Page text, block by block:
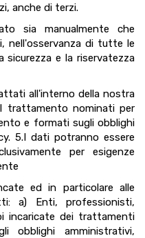
anche di terzi.
sia manualmente che
nell'osservanza di tutte le
sicurezza e la riservatezza
all'interno della nostra
trattamento nominati per
e formati sugli obblighi
5.I dati potranno essere
per esigenze
ed in particolare alle
a) Enti, professionisti,
incaricate dei trattamenti
obblighi amministrativi,